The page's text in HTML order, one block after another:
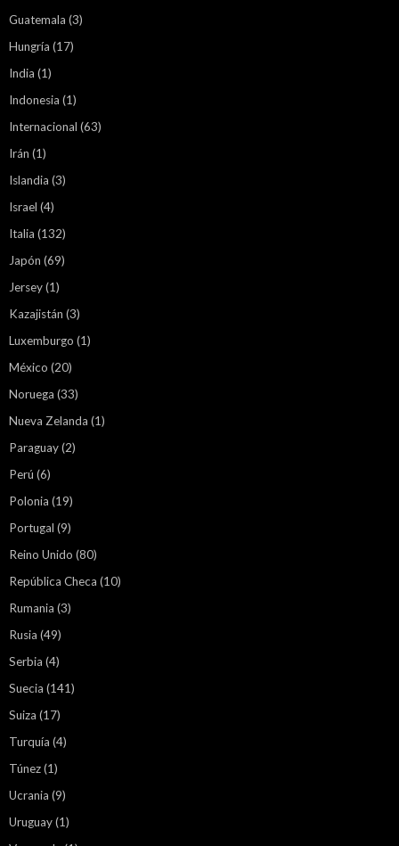
Guatemala (3)
Hungría (17)
India (1)
Indonesia (1)
Internacional (63)
Irán (1)
Islandia (3)
Israel (4)
Italia (132)
Japón (69)
Jersey(1)
Kazajistán (3)
Luxemburgo (1)
México (20)
Noruega (33)
Nueva Zelanda (1)
Paraguay(2)
Perú (6)
Polonia (19)
Portugal (9)
Reino Unido (80)
República Checa (10)
Rumania (3)
Rusia (49)
Serbia (4)
Suecia (141)
Suiza (17)
Turquía (4)
Túnez(1)
Ucrania (9)
Uruguay(1)